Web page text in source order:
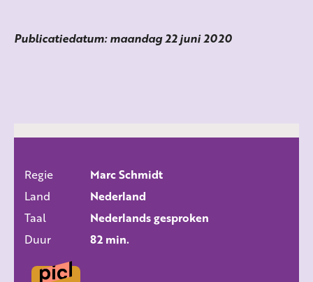
Publicatiedatum: maandag 22 juni 2020
Regie
Marc Schmidt
Land
Nederland
Taal
Nederlands gesproken
Duur
82 min.